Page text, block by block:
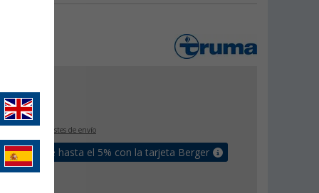
€
+ Costes de envío
un bonus de hasta el 5% con la tarjeta Berger